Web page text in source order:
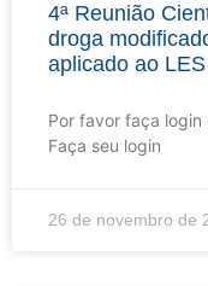
4ª Reunião
droga
aplicado ao
Por favor faça
Faça seu login
26 de novembro de